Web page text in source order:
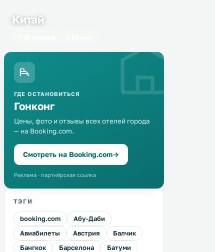
Китай
ГДЕ ОСТАНОВИТЬСЯ
Гонконг
Цены, фото и отзывы всех отелей города
— на Booking.com.
Смотреть на Booking.com→
Реклама · партнёрская ссылка
ТЭГИ
booking.com
Абу-Даби
Авиабилеты
Австрия
Балчик
Бангкок
Барселона
Батуми